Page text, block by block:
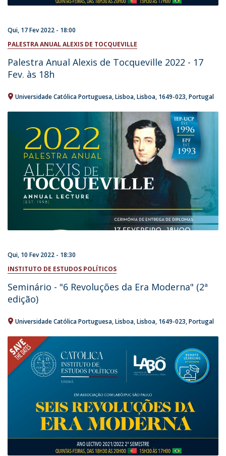
Qui, 17 Fev 2022 - 18:00
PALESTRA ANUAL ALEXIS DE TOCQUEVILLE
Palestra Anual Alexis de Tocqueville 2022 - 17
Fev. às 18h
Universidade Católica Portuguesa Lisboa Lisboa 1649-023 Portugal
Qui, 10 Fev 2022 - 18:30
INSTITUTO DE ESTUDOS POLÍTICOS
Seminário - "6 Revoluções da Era Moderna" (2ª
edição)
Universidade Católica Portuguesa Lisboa Lisboa 1649-023 Portugal